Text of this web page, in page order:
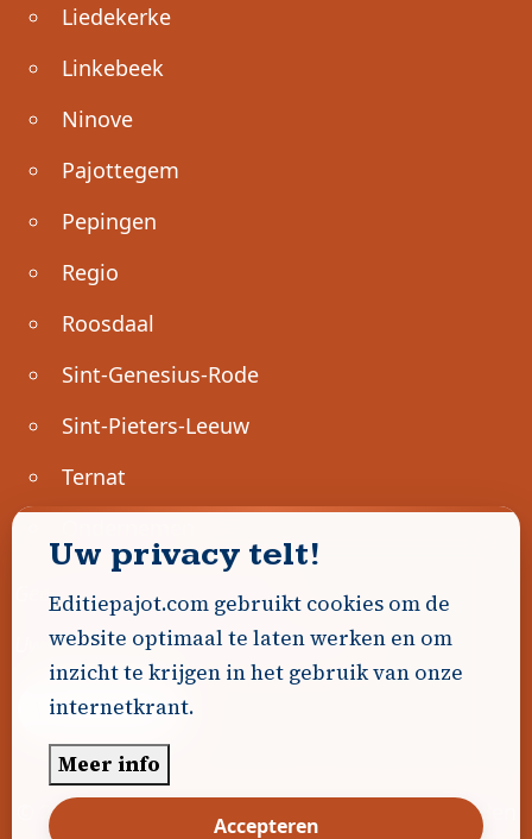
Liedekerke
Linkebeek
Ninove
Pajottegem
Pepingen
Regio
Roosdaal
Sint-Genesius-Rode
Sint-Pieters-Leeuw
Ternat
Geen advertenties gevonden.
Uw advertentie hier? Contacteer ons!
Word Partner!
© 2026
Algemene voorwaarden
Uw privacy telt!
Editiepajot.com gebruikt cookies om de
website optimaal te laten werken en om
inzicht te krijgen in het gebruik van onze
internetkrant.
Meer info
Accepteren